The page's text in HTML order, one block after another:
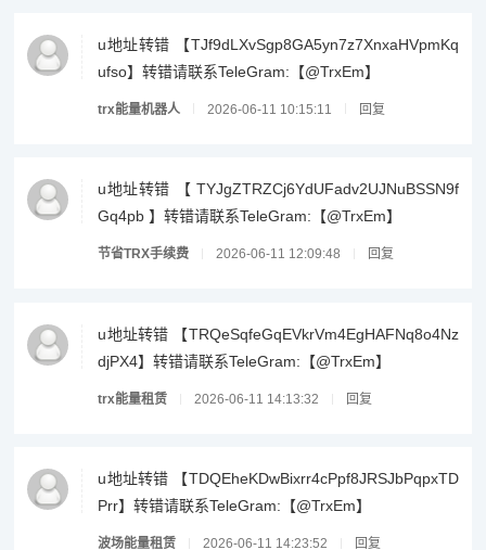
u地址转错 【TJf9dLXvSgp8GA5yn7z7XnxaHVpmKq
ufso】转错请联系TeleGram:【@TrxEm】
trx能量机器人 2026-06-11 10:15:11 回复
u地址转错 【 TYJgZTRZCj6YdUFadv2UJNuBSSN9f
Gq4pb 】转错请联系TeleGram:【@TrxEm】
节省TRX手续费 2026-06-11 12:09:48 回复
u地址转错 【TRQeSqfeGqEVkrVm4EgHAFNq8o4Nz
djPX4】转错请联系TeleGram:【@TrxEm】
trx能量租赁 2026-06-11 14:13:32 回复
u地址转错 【TDQEheKDwBixrr4cPpf8JRSJbPqpxTD
Prr】转错请联系TeleGram:【@TrxEm】
波场能量租赁 2026-06-11 14:23:52 回复